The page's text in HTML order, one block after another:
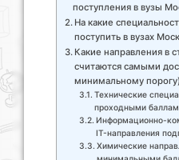
поступления в вузы
На какие
поступить в вузах
Какие направления в
считаются самыми
минимальному
Технические
проходными
Информационно-
IT-направления
Химические